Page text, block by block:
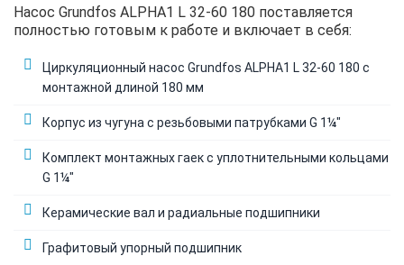
Насос Grundfos ALPHA1 L 32-60 180 поставляется
полностью готовым к работе и включает в себя:
Циркуляционный насос Grundfos ALPHA1 L 32-60 180 с
монтажной длиной 180 мм
Корпус из чугуна с резьбовыми патрубками G 1¼"
Комплект монтажных гаек с уплотнительными кольцами
G 1¼"
Керамические вал и радиальные подшипники
Графитовый упорный подшипник